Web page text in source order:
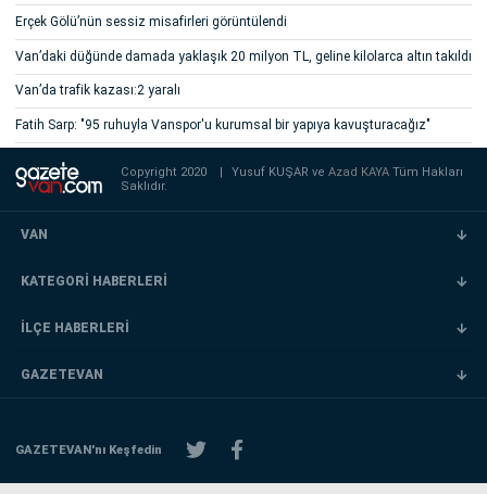
Erçek Gölü’nün sessiz misafirleri görüntülendi
Van’daki düğünde damada yaklaşık 20 milyon TL, geline kilolarca altın takıldı
Van’da trafik kazası:2 yaralı
Fatih Sarp: "95 ruhuyla Vanspor'u kurumsal bir yapıya kavuşturacağız"
Copyright 2020 | Yusuf KUŞAR veAzad KAYATüm Hakları
Saklıdır.
VAN
KATEGORİ HABERLERİ
İLÇE HABERLERİ
GAZETEVAN
GAZETEVAN'nı Keşfedin